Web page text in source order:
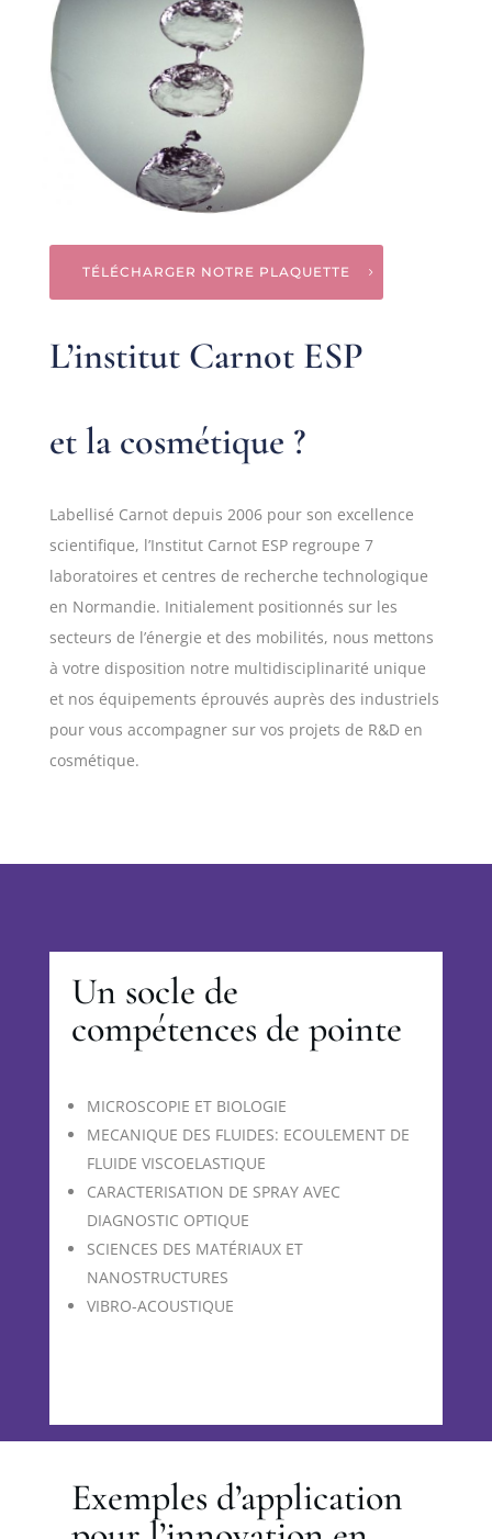
TÉLÉCHARGER NOTRE PLAQUETTE
L’institut Carnot ESP
et la cosmétique ?
Labellisé Carnot depuis 2006 pour son excellence
scientifique, l’Institut Carnot ESP regroupe 7
laboratoires et centres de recherche technologique
en Normandie. Initialement positionnés sur les
secteurs de l’énergie et des mobilités, nous mettons
à votre disposition notre multidisciplinarité unique
et nos équipements éprouvés auprès des industriels
pour vous accompagner sur vos projets de R&D en
cosmétique.
Un socle de
compétences de pointe
MICROSCOPIE ET BIOLOGIE
MECANIQUE DES FLUIDES: ECOULEMENT DE
FLUIDE VISCOELASTIQUE
CARACTERISATION DE SPRAY AVEC
DIAGNOSTIC OPTIQUE
SCIENCES DES MATÉRIAUX ET
NANOSTRUCTURES
VIBRO-ACOUSTIQUE
Exemples d’application